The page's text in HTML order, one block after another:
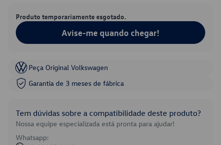
Produto temporariamente esgotado.
Avise-me quando chegar!
Peça Original Volkswagen
Garantia de 3 meses de fábrica
Tem dúvidas sobre a compatibilidade deste produto?
Nossa equipe especializada está pronta para ajudar!
Whatsapp: